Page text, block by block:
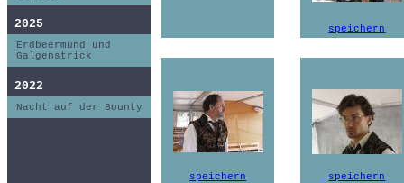
2025
Erdbeermund und
Galgenstrick
2022
Nacht auf der Bounty
speichern
speichern speichern